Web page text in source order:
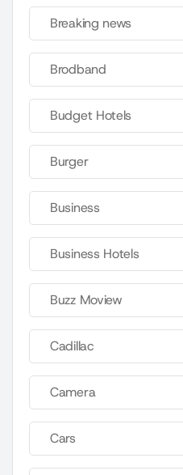
Breaking news
Brodband
Budget Hotels
Burger
Business
Business Hotels
Buzz Moview
Cadillac
Camera
Cars